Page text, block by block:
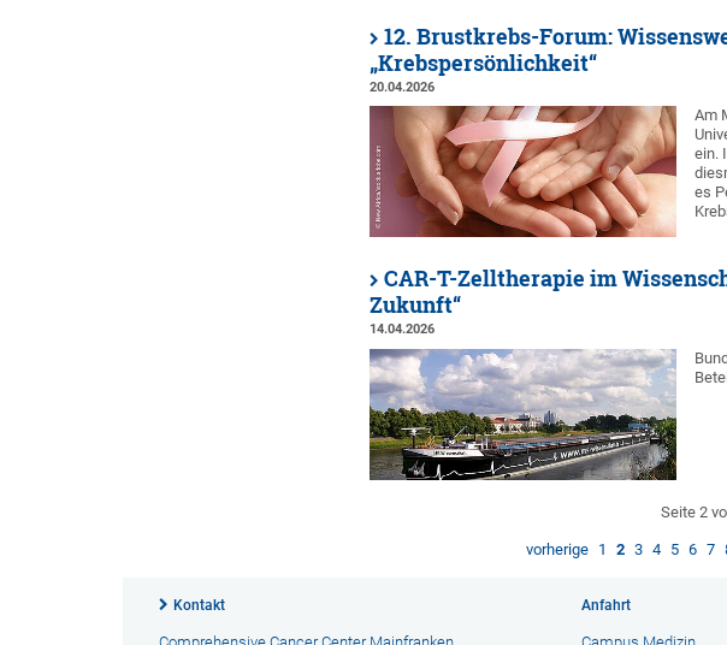
12. Brustkrebs-Forum:
„Krebspersönlichkeit“
20.04.2026
Am
ein.
es
CAR-T-Zelltherapie im
Zukunft“
14.04.2026
Seite 2
vorherige 1 2 3 4 5 6 7
Kontakt Anfahrt